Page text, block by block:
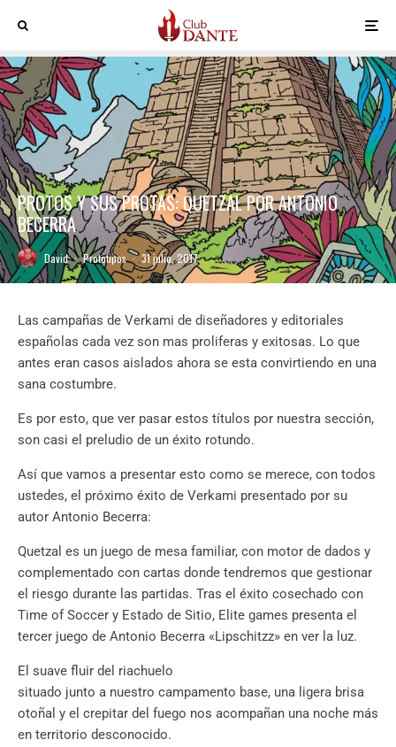
PROTOS Y SUS PROTAS: QUETZAL POR ANTONIO
BECERRA
David · Prototipos · 31 julio, 2017
Las campañas de Verkami de diseñadores y editoriales
españolas cada vez son mas proliferas y exitosas. Lo que
antes eran casos aislados ahora se esta convirtiendo en una
sana costumbre.
Es por esto, que ver pasar estos títulos por nuestra sección,
son casi el preludio de un éxito rotundo.
Así que vamos a presentar esto como se merece, con todos
ustedes, el próximo éxito de Verkami presentado por su
autor Antonio Becerra:
Quetzal es un juego de mesa familiar, con motor de dados y
complementado con cartas donde tendremos que gestionar
el riesgo durante las partidas. Tras el éxito cosechado con
Time of Soccer y Estado de Sitio, Elite games presenta el
tercer juego de Antonio Becerra «Lipschitzz» en ver la luz.
El suave fluir del riachuelo
situado junto a nuestro campamento base, una ligera brisa
otoñal y el crepitar del fuego nos acompañan una noche más
en territorio desconocido.